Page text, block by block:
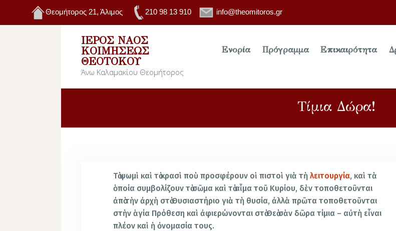
Θεομήτορος 21, Άλιμος 210 98 13 910 info@theomitoros.gr
ΙΕΡΌΣ ΝΑΌΣ
ΚΟΙΜΉΣΕΩΣ
ΘΕΟΤΌΚΟΥ
Άνω Καλαμακίου Θεομήτορος
Ενορία Πρόγραμμα Επικαιρότητα
Τίμια Δώρα!
Τὸ ψωμὶ καὶ τὸ κρασὶ ποὺ προσφέρουν οἱ πιστοὶ γιὰ τὴλειτουργία, καὶ τὰ
ὁποία συμβολίζουν τὸ σῶμα καὶ τὸ αἷμα τοῦ Κυρίου, δὲν τοποθετοῦνται
ἀπὸ τὴν ἀρχὴ στὸ Θυσιαστήριο γιὰ τὴ θυσία, ἀλλὰ πρῶτα τοποθετοῦνται
στὴν ἁγία Πρόθεση καὶ ἀφιερώνονται στὸ Θεὸ σὰν δῶρα τίμια – αὐτὴ εἶναι
πλέον καὶ ἡ ὀνομασία τους.